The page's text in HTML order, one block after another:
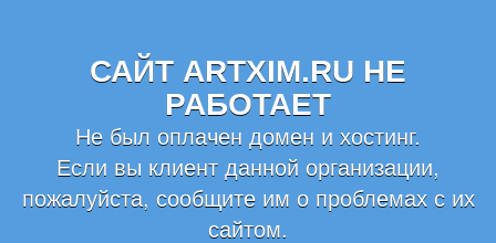
САЙТ ARTXIM.RU НЕ
РАБОТАЕТ
Не был оплачен домен и хостинг.
Если вы клиент данной организации,
пожалуйста, сообщите им о проблемах с их
сайтом.